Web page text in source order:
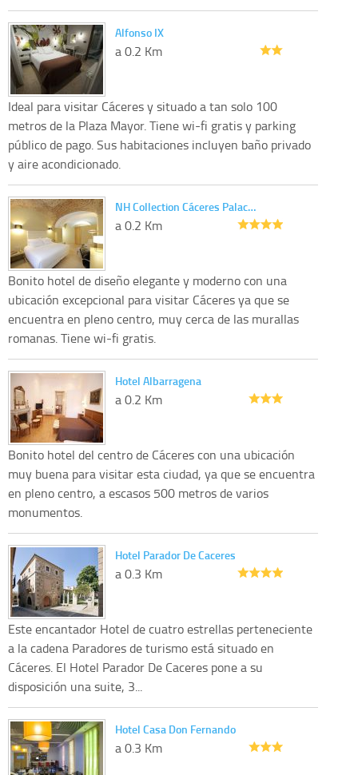
Alfonso IX
a 0.2 Km
Ideal para visitar Cáceres y situado a tan solo 100
metros de la Plaza Mayor. Tiene wi-fi gratis y parking
público de pago. Sus habitaciones incluyen baño privado
y aire acondicionado.
NH Collection Cáceres Palac…
a 0.2 Km
Bonito hotel de diseño elegante y moderno con una
ubicación excepcional para visitar Cáceres ya que se
encuentra en pleno centro, muy cerca de las murallas
romanas. Tiene wi-fi gratis.
Hotel Albarragena
a 0.2 Km
Bonito hotel del centro de Cáceres con una ubicación
muy buena para visitar esta ciudad, ya que se encuentra
en pleno centro, a escasos 500 metros de varios
monumentos.
Hotel Parador De Caceres
a 0.3 Km
Este encantador Hotel de cuatro estrellas perteneciente
a la cadena Paradores de turismo está situado en
Cáceres. El Hotel Parador De Caceres pone a su
disposición una suite, 3...
Hotel Casa Don Fernando
a 0.3 Km